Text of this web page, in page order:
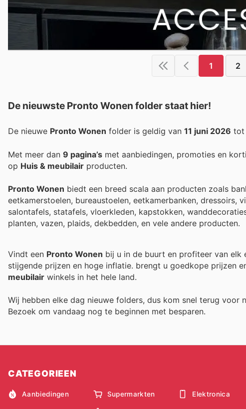
1 2
De nieuwste Pronto Wonen folder staat hier!
De nieuwe Pronto Wonen folder is geldig van 11 juni 2026 tot
Met meer dan 9 pagina’s met aanbiedingen, promoties en
op Huis & meubilair producten.
Pronto Wonen biedt een breed scala aan producten zoals
eetkamerstoelen, bureaustoelen, eetkamerbanken, dressoirs,
salontafels, statafels, vloerkleden, kapstokken,
planten, vazen, plaids, dekbedden, en vele andere producten.
Vindt een Pronto Wonen bij u in de buurt en profiteer van elk
stijgende prijzen en hoge inflatie. brengt u goedkope prijzen
meubilair winkels in het hele land.
Wij hebben elke dag nieuwe folders, dus kom snel terug voor
Bezoek om vandaag nog te beginnen met besparen.
CATEGORIEEN
Aanbiedingen Supermarkten Elektronica